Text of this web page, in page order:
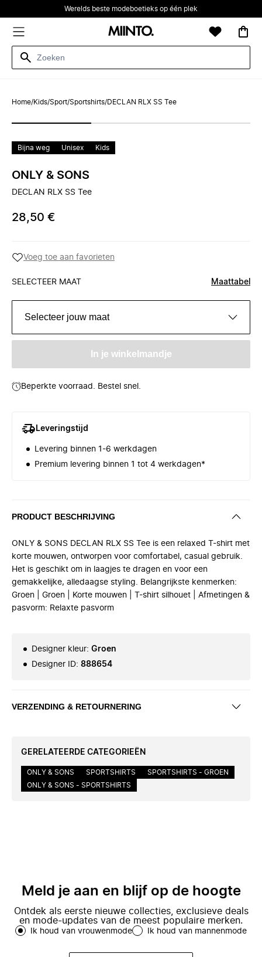
Werelds beste modeboetieks op één plek
Home/Kids/Sport/Sportshirts/DECLAN RLX SS Tee
Bijna weg Unisex Kids
ONLY & SONS
DECLAN RLX SS Tee
28,50 €
Voeg toe aan favorieten
SELECTEER MAAT Maattabel
Selecteer jouw maat
In je winkelmandje
Beperkte voorraad. Bestel snel.
Leveringstijd
Levering binnen 1-6 werkdagen
Premium levering binnen 1 tot 4 werkdagen*
PRODUCT BESCHRIJVING
ONLY & SONS DECLAN RLX SS Tee is een relaxed T-shirt met
korte mouwen, ontworpen voor comfortabel, casual gebruik.
Het is geschikt om in laagjes te dragen en voor een
gemakkelijke, alledaagse styling. Belangrijkste kenmerken:
Groen | Groen | Korte mouwen | T-shirt silhouet | Afmetingen &
pasvorm: Relaxte pasvorm
Designer kleur: Groen
Designer ID: 888654
VERZENDING & RETOURNERING
GERELATEERDE CATEGORIEËN
ONLY & SONS SPORTSHIRTS
SPORTSHIRTS - GROEN
ONLY & SONS - SPORTSHIRTS
Meld je aan en blijf op de hoogte
Ontdek als eerste nieuwe collecties, exclusieve deals
en mode-updates van de meest populaire merken.
Ik houd van vrouwenmode Ik houd van mannenmode